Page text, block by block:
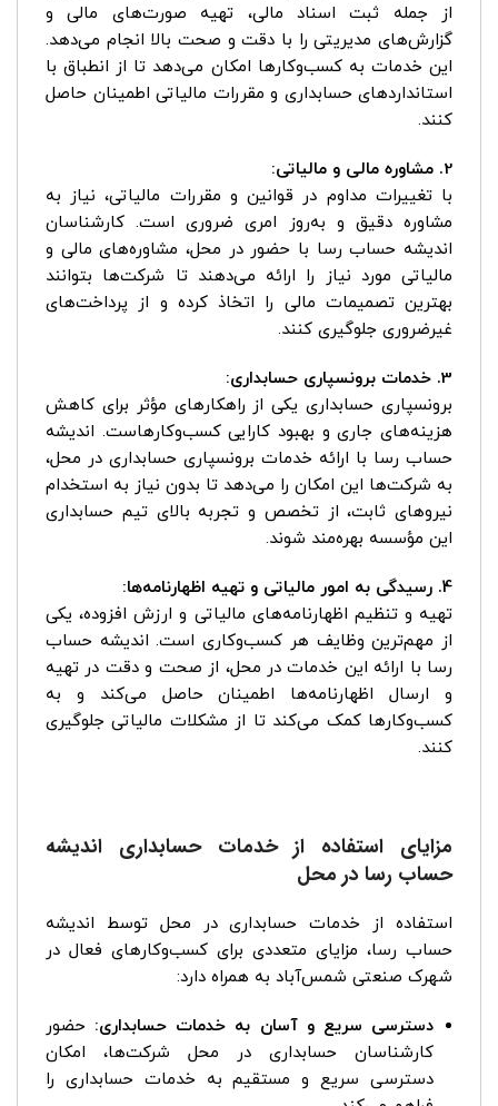
از جمله ثبت اسناد مالی، تهیه صورت‌های مالی و
گزارش‌های مدیریتی را با دقت و صحت بالا انجام می‌دهد.
این خدمات به کسب‌وکارها امکان می‌دهد تا از انطباق با
استانداردهای حسابداری و مقررات مالیاتی اطمینان حاصل
کنند.
2. مشاوره مالی و مالیاتی:
با تغییرات مداوم در قوانین و مقررات مالیاتی، نیاز به
مشاوره دقیق و به‌روز امری ضروری است. کارشناسان
اندیشه حساب رسا با حضور در محل، مشاوره‌های مالی و
مالیاتی مورد نیاز را ارائه می‌دهند تا شرکت‌ها بتوانند
بهترین تصمیمات مالی را اتخاذ کرده و از پرداخت‌های
غیرضروری جلوگیری کنند.
3. خدمات برونسپاری حسابداری:
برونسپاری حسابداری یکی از راهکارهای مؤثر برای کاهش
هزینه‌های جاری و بهبود کارایی کسب‌وکارهاست. اندیشه
حساب رسا با ارائه خدمات برونسپاری حسابداری در محل،
به شرکت‌ها این امکان را می‌دهد تا بدون نیاز به استخدام
نیروهای ثابت، از تخصص و تجربه بالای تیم حسابداری
این مؤسسه بهره‌مند شوند.
4. رسیدگی به امور مالیاتی و تهیه اظهارنامه‌ها:
تهیه و تنظیم اظهارنامه‌های مالیاتی و ارزش افزوده، یکی
از مهم‌ترین وظایف هر کسب‌وکاری است. اندیشه حساب
رسا با ارائه این خدمات در محل، از صحت و دقت در تهیه
و ارسال اظهارنامه‌ها اطمینان حاصل می‌کند و به
کسب‌وکارها کمک می‌کند تا از مشکلات مالیاتی جلوگیری
کنند.
مزایای استفاده از خدمات حسابداری اندیشه
حساب رسا در محل
استفاده از خدمات حسابداری در محل توسط اندیشه
حساب رسا، مزایای متعددی برای کسب‌وکارهای فعال در
شهرک صنعتی شمس‌آباد به همراه دارد:
دسترسی سریع و آسان به خدمات حسابداری: حضور
کارشناسان حسابداری در محل شرکت‌ها، امکان
دسترسی سریع و مستقیم به خدمات حسابداری را